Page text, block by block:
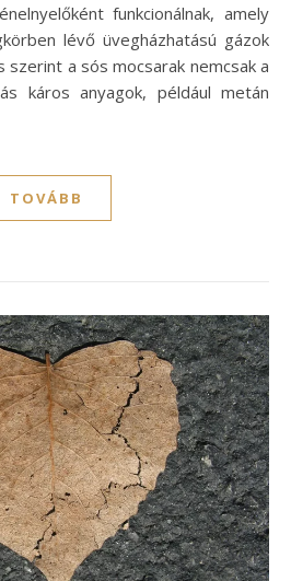
funkcionálnak, amely
lévő üvegházhatású gázok
a sós mocsarak nemcsak a
káros anyagok, például metán
TOVÁBB